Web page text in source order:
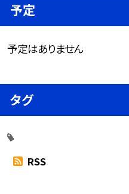
予定
予定はありません
タグ
RSS